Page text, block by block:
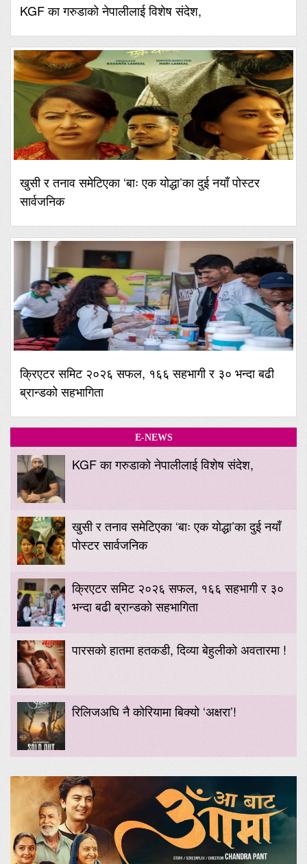
KGF का गरुडाको नेपालीलाई विशेष संदेश,
खुसी र तनाव समेटिएका ‘बाः एक योद्धा’का दुई नयाँ पोस्टर
सार्वजनिक
क्रिएटर समिट २०२६ सफल, १६६ सहभागी र ३० भन्दा बढी
ब्रान्डको सहभागिता
E-NEWS
KGF का गरुडाको नेपालीलाई विशेष संदेश,
खुसी र तनाव समेटिएका ‘बाः एक योद्धा’का दुई नयाँ
पोस्टर सार्वजनिक
क्रिएटर समिट २०२६ सफल, १६६ सहभागी र ३०
भन्दा बढी ब्रान्डको सहभागिता
पारसको हातमा हतकडी, दिव्या बेहुलीको अवतारमा !
रिलिजअघि नै कोरियामा बिक्यो ‘अक्षरा’!